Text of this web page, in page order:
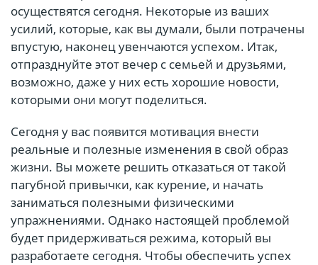
осуществятся сегодня. Некоторые из ваших
усилий, которые, как вы думали, были потрачены
впустую, наконец увенчаются успехом. Итак,
отпразднуйте этот вечер с семьей и друзьями,
возможно, даже у них есть хорошие новости,
которыми они могут поделиться.
Сегодня у вас появится мотивация внести
реальные и полезные изменения в свой образ
жизни. Вы можете решить отказаться от такой
пагубной привычки, как курение, и начать
заниматься полезными физическими
упражнениями. Однако настоящей проблемой
будет придерживаться режима, который вы
разработаете сегодня. Чтобы обеспечить успех